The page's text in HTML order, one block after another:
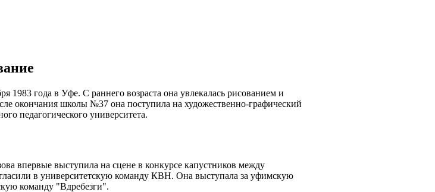
1983 года в Уфе. С раннего возраста она увлекалась рисованием и
окончания школы №37 она поступила на художественно-графический
педагогического университета.
впервые выступила на сцене в конкурсе капустников между
в университетскую команду КВН. Она выступала за уфимскую
команду "Вдребезги".